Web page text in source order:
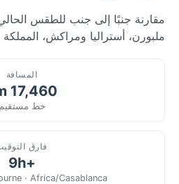
مقارنة جنبًا إلى جنب للطقس
ملبورن، أستراليا ومراكش،
المسافة
17,460 km
خط مستقيم
فارق
+9h
· Africa/Casablanca